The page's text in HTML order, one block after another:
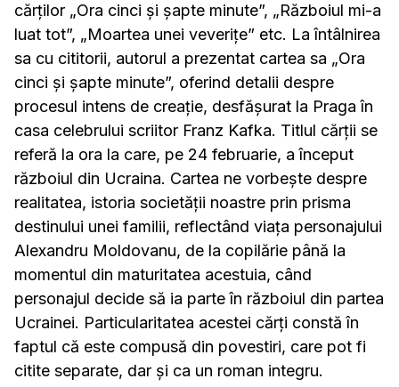
cărților „Ora cinci și șapte minute”, „Războiul mi-a
luat tot”, „Moartea unei veverițe” etc. La întâlnirea
sa cu cititorii, autorul a prezentat cartea sa „Ora
cinci și șapte minute”, oferind detalii despre
procesul intens de creație, desfășurat la Praga în
casa celebrului scriitor Franz Kafka. Titlul cărții se
referă la ora la care, pe 24 februarie, a început
războiul din Ucraina. Cartea ne vorbește despre
realitatea, istoria societății noastre prin prisma
destinului unei familii, reflectând viața personajului
Alexandru Moldovanu, de la copilărie până la
momentul din maturitatea acestuia, când
personajul decide să ia parte în războiul din partea
Ucrainei. Particularitatea acestei cărți constă în
faptul că este compusă din povestiri, care pot fi
citite separate, dar și ca un roman integru.